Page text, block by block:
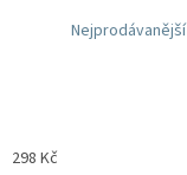
Nejprodávanější
298 Kč